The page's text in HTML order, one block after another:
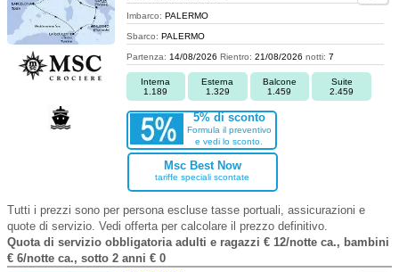
Imbarco: PALERMO
Sbarco: PALERMO
Partenza: 14/08/2026 Rientro: 21/08/2026 notti: 7
Interna
1.189
Esterna
1.329
Balcone
1.459
Suite
2.459
5% di sconto
Formula il preventivo
e vedi lo sconto.
Msc Best Now
tariffe speciali scontate
Tutti i prezzi sono per persona escluse tasse portuali, assicurazioni e
quote di servizio. Vedi offerta per calcolare il prezzo definitivo.
Quota di servizio obbligatoria adulti e ragazzi € 12/notte ca., bambini
€ 6/notte ca., sotto 2 anni € 0